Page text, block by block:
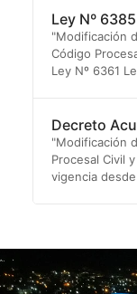
Ley Nº 6385
"Modificación
Código
Ley Nº 6361
Decreto
"Modificación
Procesal Civil
vigencia